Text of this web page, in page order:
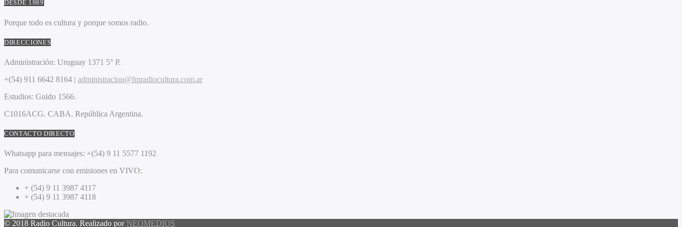
DESDE 1989
Porque todo es cultura y porque somos radio.
DIRECCIONES
Administración: Uruguay 1371 5° P.
+(54) 911 6642 8164 | administracion@fmradiocultura.com.ar
Estudios: Guido 1566.
C1016ACG. CABA. República Argentina.
CONTACTO DIRECTO
Whatsapp para mensajes: +(54) 9 11 5577 1192
Para comunicarse con emisiones en VIVO:
+ (54) 9 11 3987 4117
+ (54) 9 11 3987 4118
© 2018 Radio Cultura. Realizado por NEOMEDIOS